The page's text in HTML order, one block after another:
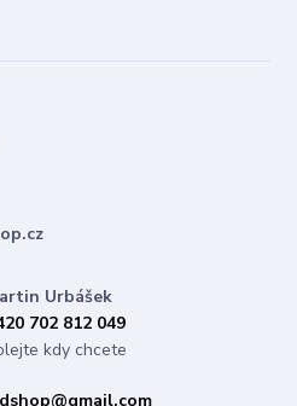
Urbášek
702 812 049
kdy chcete